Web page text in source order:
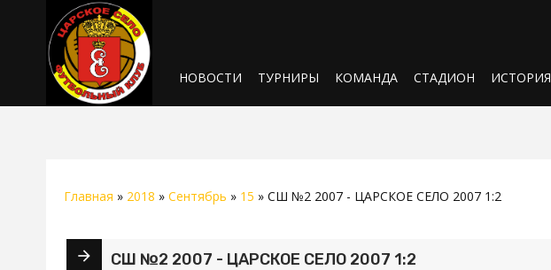
НОВОСТИ ТУРНИРЫ КОМАНДА СТАДИОН ИСТОРИЯ
Главная » 2018 » Сентябрь » 15 » СШ №2 2007 - ЦАРСКОЕ СЕЛО 2007 1:2
СШ №2 2007 - ЦАРСКОЕ СЕЛО 2007 1:2